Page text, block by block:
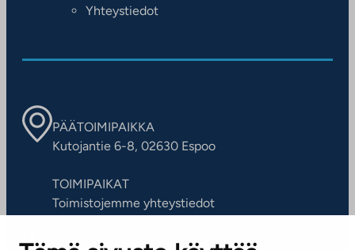
Yhteystiedot
PÄÄTOIMIPAIKKA
Kutojantie 6-8, 02630 Espoo
TOIMIPAIKAT
Toimistojemme yhteystiedot